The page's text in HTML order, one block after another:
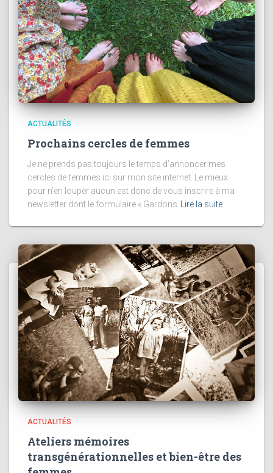
ACTUALITÉS
Prochains cercles de femmes
Je ne prends pas toujours le temps d’annoncer mes
cercles de femmes ici sur mon site internet. Le mieux
pour n’en louper aucun est donc de vous inscrire à ma
newsletter dont le formulaire « Gardons
Lire la suite
ACTUALITÉS
Ateliers mémoires
transgénérationnelles et bien-être des